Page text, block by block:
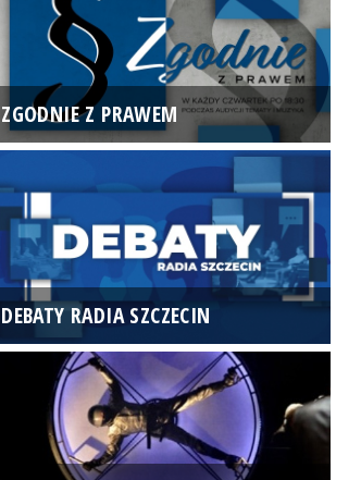
ZGODNIE Z PRAWEM
DEBATY RADIA SZCZECIN